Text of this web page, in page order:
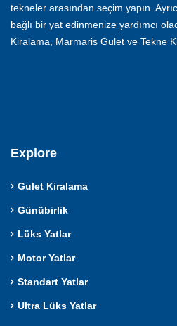
tekneler arasından seçim yapın.
bağlı bir yat edinmenize yardımcı
Kiralama, Marmaris Gulet ve Tekne
Explore
Gulet Kiralama
Günübirlik
Lüks Yatlar
Motor Yatlar
Standart Yatlar
Ultra Lüks Yatlar